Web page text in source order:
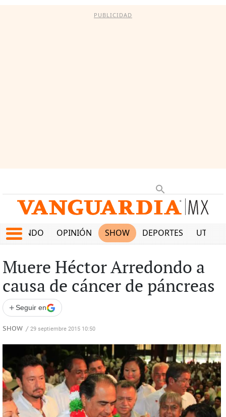
PUBLICIDAD
MUNDO OPINIÓN SHOW DEPORTES
Muere Héctor Arredondo a
causa de cáncer de páncreas
+ Seguir en
SHOW / 29 septiembre 2015 10:50